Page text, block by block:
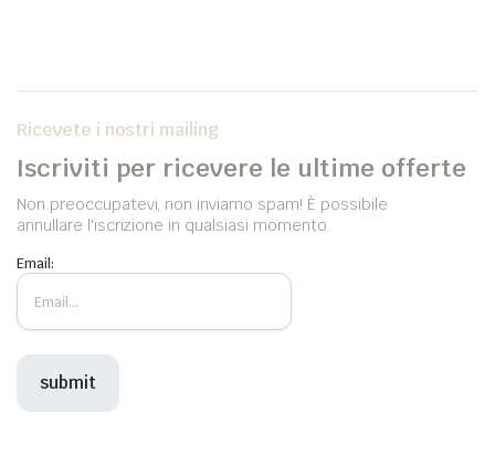
Ricevete i nostri mailing
Iscriviti per ricevere le ultime offerte
Non preoccupatevi, non inviamo spam! È possibile
annullare l'iscrizione in qualsiasi momento.
Email: